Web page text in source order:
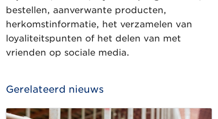
bestellen, aanverwante producten,
herkomstinformatie, het verzamelen van
loyaliteitspunten of het delen van met
vrienden op sociale media.
Gerelateerd nieuws